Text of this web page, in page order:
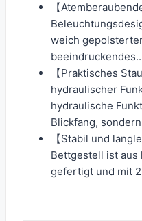
【
weich
【Praktisches
hydraulischer
hydraulische
Blickfang,
【Stabil und
Bettgestell ist
gefertigt und mit